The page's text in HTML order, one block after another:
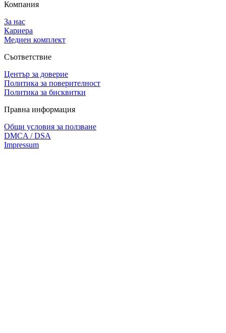
Компания
За нас
Кариера
Медиен комплект
Съответствие
Център за доверие
Политика за поверителност
Политика за бисквитки
Правна информация
Общи условия за ползване
DMCA / DSA
Impressum